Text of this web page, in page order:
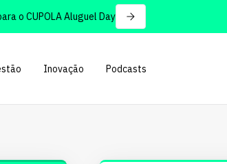
o CUPOLA Aluguel Day
Inovação Podcasts